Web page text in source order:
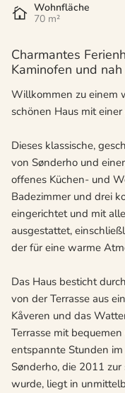
Wohnfläche
70 m²
Charmantes
Kaminofen und
Willkommen zu einem
schönen Haus mit
Dieses klassische,
von Sønderho und
offenes Küchen- und
Badezimmer und drei
eingerichtet und mit
ausgestattet,
der für eine warme
Das Haus besticht
von der Terrasse aus
Kåveren und das
Terrasse mit
entspannte Stunden
Sønderho, die 2011
wurde, liegt in